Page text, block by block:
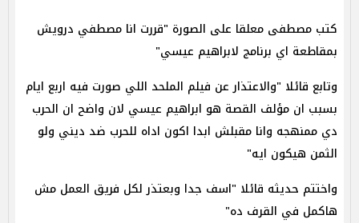
كتب مصطفى معلقا على الصورة "قررت انا مصطفي درويش
بمقاطعة اي برنامج لابراهيم عيسي"
وتابع قائلا "والاعتذار عن فيلم الملحد اللي صورت فيه اربع ايام
بسبب ان مؤلف القصة هو ابراهيم عيسي لان واضح ان الحرب
دي ممنهجه وانا مقبلش ابدا اكون اداه للحرب ضد ديني ولو
الثمن هيكون ايه"
واختتم حديثه قائلا "اسف جدا وبعتذر لكل فريق العمل مش
هاكمل في القرف ده"